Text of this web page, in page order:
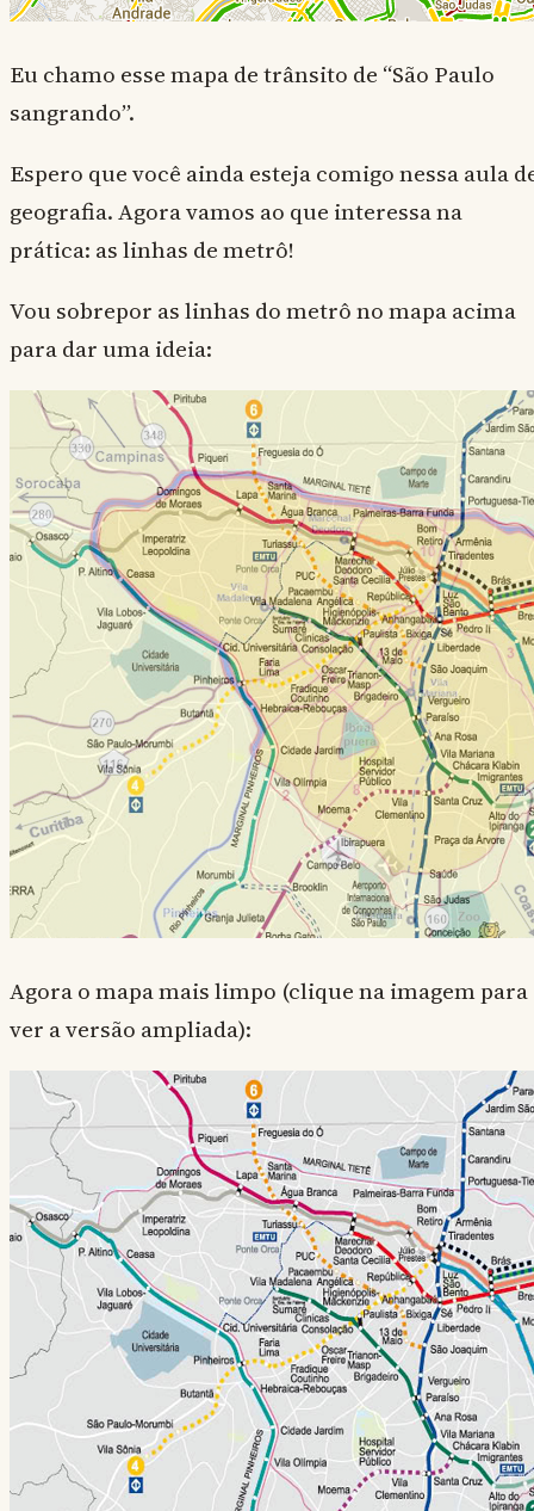
Eu chamo esse mapa de trânsito de “São Paulo
sangrando”.
Espero que você ainda esteja comigo nessa aula
geografia. Agora vamos ao que interessa na
prática: as linhas de metrô!
Vou sobrepor as linhas do metrô no mapa acima
para dar uma ideia:
Agora o mapa mais limpo (clique na imagem para
ver a versão ampliada):